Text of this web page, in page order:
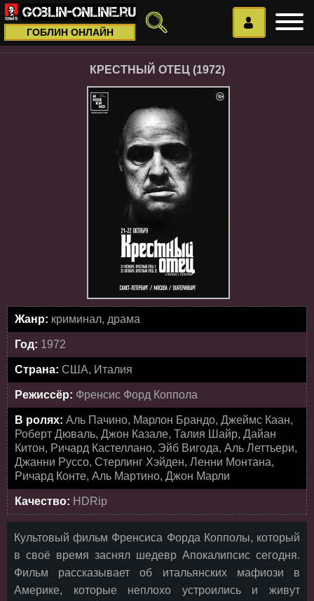
ГОБЛИН ОНЛАЙН
КРЕСТНЫЙ ОТЕЦ (1972)
Жанр: криминал, драма
Год: 1972
Страна: США, Италия
Режиссёр: Френсис Форд Коппола
В ролях: Аль Пачино, Марлон Брандо, Джеймс Каан,
Роберт Дюваль, Джон Казале, Талия Шайр, Дайан
Китон, Ричард Кастеллано, Эйб Вигода, Аль Леттьери,
Джанни Руссо, Стерлинг Хэйден, Ленни Монтана,
Ричард Конте, Аль Мартино, Джон Марли
Качество: HDRip
Культовый фильм Френсиса Форда Копполы, который
в своё время заснял шедевр Апокалипсис сегодня.
Фильм рассказывает об итальянских мафиози в
Америке, которые неплохо устроились и живут